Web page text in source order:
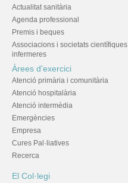
Actualitat sanitària
Agenda professional
Premis i beques
Associacions i societats científiques
infermeres
Àrees d'exercici
Atenció primària i comunitària
Atenció hospitalària
Atenció intermèdia
Emergències
Empresa
Cures Pal·liatives
Recerca
El Col·legi